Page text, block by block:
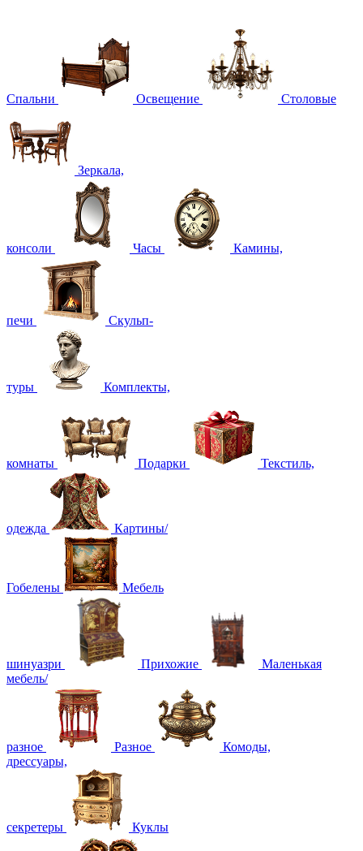
Спальни Освещение Столовые
Зеркала,
консоли Часы Камины,
печи Скульп-
туры Комплекты,
комнаты Подарки Текстиль,
одежда Картины/
Гобелены Мебель
шинуазри Прихожие
Маленькая
мебель/
разное Разное
Комоды,
дрессуары,
секретеры Куклы